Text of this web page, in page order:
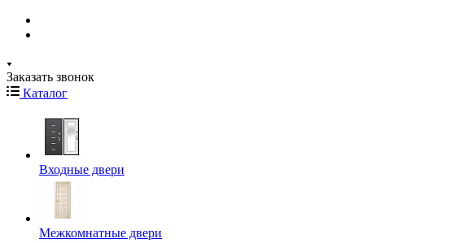
Заказать звонок
Каталог
Входные двери
Межкомнатные двери